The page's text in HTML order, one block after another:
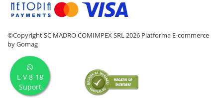
©Copyright SC MADRO COMIMPEX SRL 2026 Platforma E-commerce
by Gomag
L-V 8-18
Suport